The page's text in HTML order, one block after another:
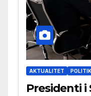
AKTUALITET
Presidenti i